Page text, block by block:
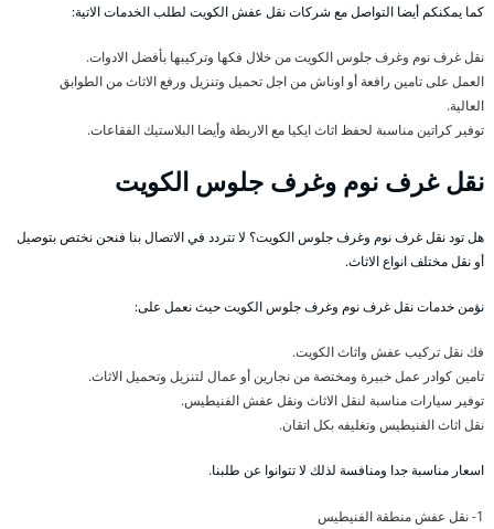
كما يمكنكم أيضا التواصل مع شركات نقل عفش الكويت لطلب الخدمات الاتية:
نقل غرف نوم وغرف جلوس الكويت من خلال فكها وتركيبها بأفضل الادوات.
العمل على تامين رافعة أو اوناش من اجل تحميل وتنزيل ورفع الاثاث من الطوابق
العالية.
توفير كراتين مناسبة لحفظ اثاث ايكيا مع الاربطة وأيضا البلاستيك الفقاعات.
نقل غرف نوم وغرف جلوس الكويت
هل تود نقل غرف نوم وغرف جلوس الكويت؟ لا تتردد في الاتصال بنا فنحن نختص بتوصيل
أو نقل مختلف انواع الاثاث.
نؤمن خدمات نقل غرف نوم وغرف جلوس الكويت حيث نعمل على:
فك نقل تركيب عفش واثاث الكويت.
تامين كوادر عمل خبيرة ومختصة من نجارين أو عمال لتنزيل وتحميل الاثاث.
توفير سيارات مناسبة لنقل الاثاث ونقل عفش الفنيطيس.
نقل اثاث الفنيطيس وتغليفه بكل اتقان.
اسعار مناسبة جدا ومنافسة لذلك لا تتوانوا عن طلبنا.
1- نقل عفش منطقة الفنيطيس